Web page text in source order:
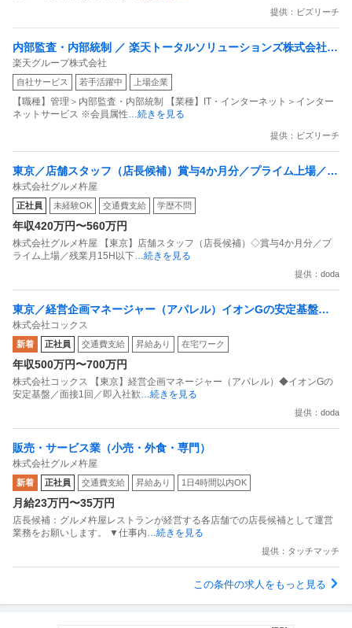
提供：ビズリーチ
内部監査・内部統制 ／ 楽天トータルソリューションズ株式会社
戦略事業コンプライアンス支援部 業務統制支援課：ショップコン
プライアンス推進担当（SBCSD）
楽天グループ株式会社
自社サービス 若手活躍中 上場企業
【職種】管理＞内部監査・内部統制 【業種】IT・インターネット＞インター
ネットサービス ※会員属性 …続きを見る
提供：ビズリーチ
東京／店舗スタッフ（店長候補）賞与4か月分／プライム上場／残
業月15H以下／新店オープン多数
株式会社グルメ杵屋
正社員 未経験OK 交通費支給 学歴不問
年収420万円〜560万円
株式会社グルメ杵屋 【東京】店舗スタッフ（店長候補）◇賞与4か月分／プ
ライム上場／残業月15H以下 …続きを見る
提供：doda
東京／経営企画マネージャー（アパレル）イオンGの安定基盤／
面接1回／即入社歓迎
株式会社コックス
新着 正社員 交通費支給 昇給あり 在宅ワーク
年収500万円〜700万円
株式会社コックス 【東京】経営企画マネージャー（アパレル）◆イオンGの
安定基盤／面接1回／即入社歓 …続きを見る
提供：doda
販売・サービス業（小売・外食・専門）
株式会社グルメ杵屋
新着 正社員 交通費支給 昇給あり 1日4時間以内OK
月給23万円〜35万円
店長候補：グルメ杵屋レストランが経営する各店舗での店長候補として運営
業務をお願いします。 ▼仕事内 …続きを見る
提供：タッチマッチ
この条件の求人をもっと見る